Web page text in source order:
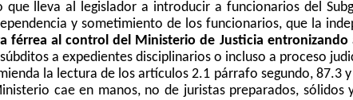
lleva al legislador a introducir a funcionarios del
y sometimiento de los funcionarios, que la
férrea al control del Ministerio de Justicia entronizando
a expedientes disciplinarios o incluso a proceso
la lectura de los artículos 2.1 párrafo segundo, 87.3
cae en manos, no de juristas preparados,